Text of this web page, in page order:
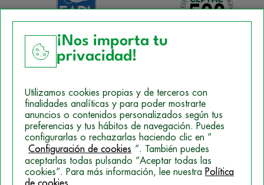
Política de Cookies
Mapa del sitio
Politica de Privacidad
© 2026 Campus Training
¡Nos importa tu
privacidad!
Utilizamos cookies propias y de terceros con
finalidades analíticas y para poder mostrarte
anuncios o contenidos personalizados según tus
preferencias y tus hábitos de navegación. Puedes
configurarlas o rechazarlas haciendo clic en “
Configuración de cookies ”. También puedes
aceptarlas todas pulsando “Aceptar todas las
cookies”. Para más información, lee nuestra Política